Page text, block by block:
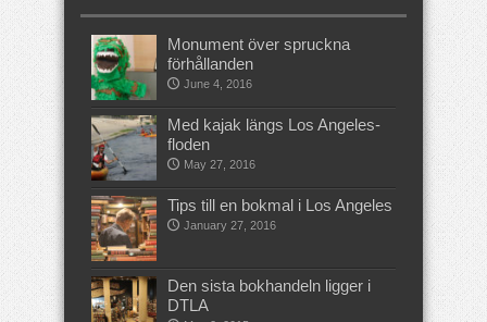
Monument över spruckna
förhållanden
June 4, 2016
Med kajak längs Los Angeles-
floden
May 27, 2016
Tips till en bokmal i Los Angeles
January 27, 2016
Den sista bokhandeln ligger i
DTLA